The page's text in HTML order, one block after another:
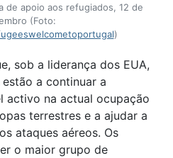
de apoio aos refugiados, 12 de
(Foto:
)
sob a liderança dos EUA,
a continuar a
activo na actual ocupação
terrestres e a ajudar a
ataques aéreos. Os
o maior grupo de